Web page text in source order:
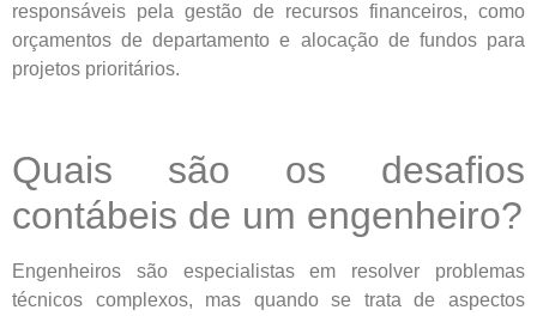
responsáveis pela gestão de recursos financeiros, como
orçamentos de departamento e alocação de fundos para
projetos prioritários.
Quais são os desafios
contábeis de um engenheiro?
Engenheiros são especialistas em resolver problemas
técnicos complexos, mas quando se trata de aspectos